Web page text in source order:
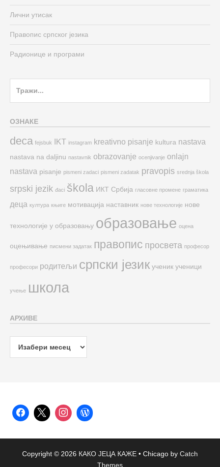
Лични утисак
Правопис српског језика
Радионице и програми
ОЗНАКЕ
deca fejsbuk IKT instagram kreativno pisanje kultura nastava
nastava na daljinu nastavnik obrazovanje ocenjivanje onlajn
nastava pisanje pismeni zadaci pismeni zadatak pravopis srednja škola
srpski jezik đaci škola ИКТ Србија гласовне промене граматика
деца култура књиге мотивација наставник нове технологије нове
технологије у образовању образовање оцена
оцењивање писмени задатак правопис просвета професор
професори родитељи српски језик ученик ученици
учење школа
АРХИВЕ
Архиве
Copyright © 2026 КАКО ЈЕЦА КАЖЕ • Chicago by Catch
Themes